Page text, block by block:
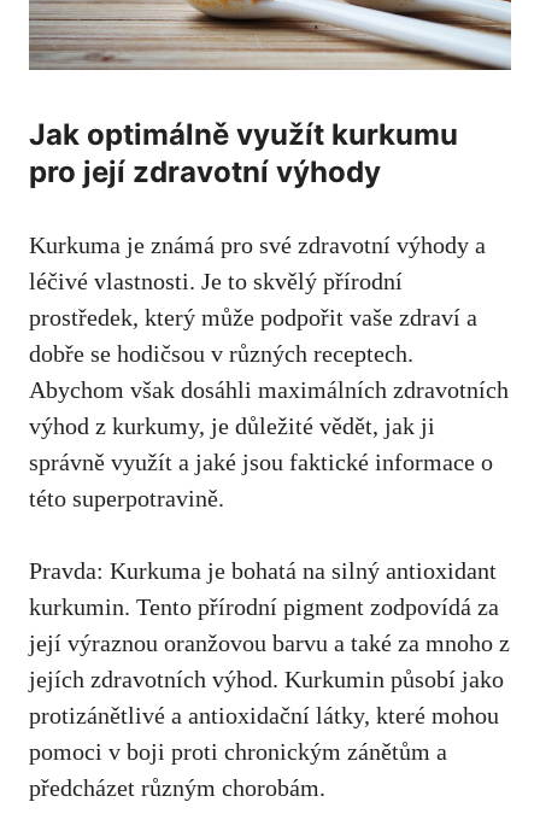
Jak optimálně využít kurkumu
pro její zdravotní výhody
Kurkuma je známá pro své​ zdravotní výhody a⁢
léčivé vlastnosti. Je to skvělý přírodní
prostředek,⁣ který může podpořit vaše zdraví a
dobře se hodičsou v různých ⁢receptech.
Abychom však⁣ dosáhli maximálních ‍zdravotních
výhod z kurkumy, ​je důležité vědět, jak ji
‌správně využít a jaké jsou faktické informace o⁢
této superpotravině.
Pravda: Kurkuma je⁣ bohatá na silný antioxidant
kurkumin. ⁤Tento přírodní pigment‍ zodpovídá za‌
její výraznou oranžovou barvu a také za mnoho z‌
jejích ‌zdravotních výhod. Kurkumin ​působí jako
protizánětlivé a antioxidační ‍látky, které mohou⁢
pomoci v boji proti chronickým ​zánětům⁤ a
předcházet různým chorobám.